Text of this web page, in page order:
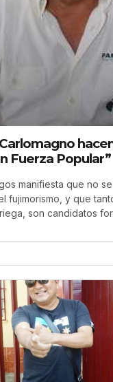
Fuerza Popular”
manifiesta que no
fujimorismo, y que
son candidatos